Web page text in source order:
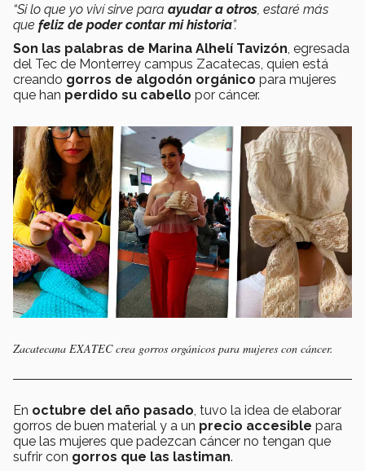
“Si lo que yo viví sirve para ayudar a otros , estaré más
que feliz de poder contar mi historia”.
Son las palabras de Marina Alhelí Tavizón , egresada
del Tec de Monterrey campus Zacatecas, quien está
creando gorros de algodón orgánico para mujeres
que han perdido su cabello por cáncer.
Zacatecana EXATEC crea gorros orgánicos para mujeres con cáncer.
En octubre del año pasado, tuvo la idea de elaborar
gorros de buen material y a un precio accesible para
que las mujeres que padezcan cáncer no tengan que
sufrir con gorros que las lastiman.